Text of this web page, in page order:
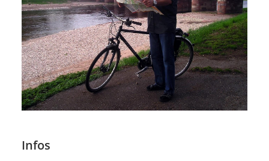
Infos